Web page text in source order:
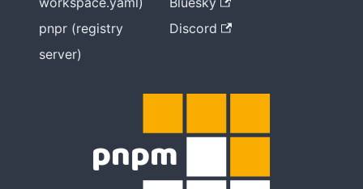
pnpr (registry
server)
Discord